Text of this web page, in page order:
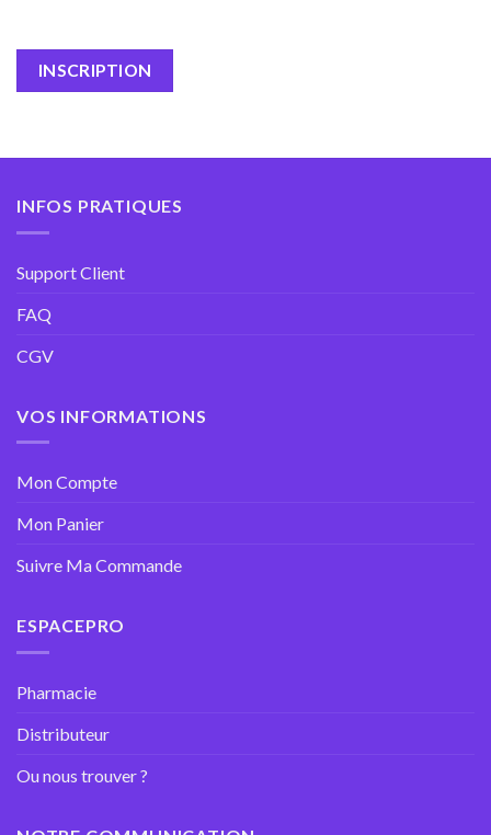
INFOS PRATIQUES
Support Client
FAQ
CGV
VOS INFORMATIONS
Mon Compte
Mon Panier
Suivre Ma Commande
ESPACEPRO
Pharmacie
Distributeur
Ou nous trouver ?